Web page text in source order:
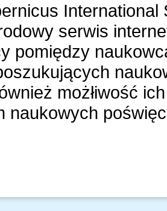
International
serwis
pomiędzy
możłiwość
naukowych